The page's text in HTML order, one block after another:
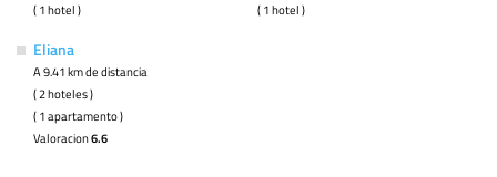
( 1 hotel )
( 1 hotel )
Eliana
A 9.41 km de distancia
( 2 hoteles )
( 1 apartamento )
Valoracion6.6